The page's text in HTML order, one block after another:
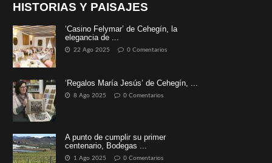
HISTORIAS Y PAISAJES
‘Casino Felymar’ de Cehegín, la
elegancia de ...
22 Ago 2025 0 Comentarios
‘Regalos María Jesús’ de Cehegín, ...
8 Ago 2025 0 Comentarios
A punto de cumplir su primer
centenario, Bodegas ...
1 Ago 2025 0 Comentarios